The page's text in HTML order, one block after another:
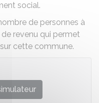
social.
de personnes à
revenu qui permet
cette commune.